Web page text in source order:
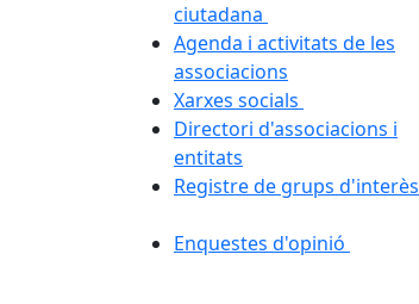
ciutadana
Agenda i activitats de les
associacions
Xarxes socials
Directori d'associacions i
entitats
Registre de grups d'interès
Enquestes d'opinió